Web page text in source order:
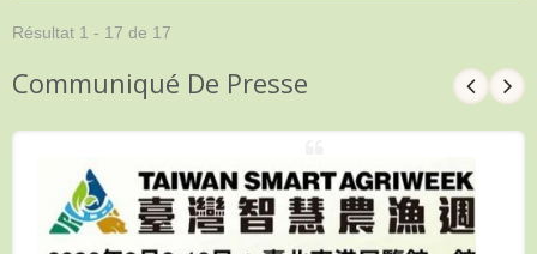
Résultat 1 - 17 de 17
Communiqué De Presse